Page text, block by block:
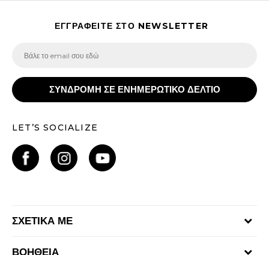
ΕΓΓΡΑΦΕΙΤΕ ΣΤΟ NEWSLETTER
ΣΥΝΔΡΟΜΗ ΣΕ ΕΝΗΜΕΡΩΤΙΚΟ ΔΕΛΤΙΟ
LET’S SOCIALIZE
ΣΧΕΤΙΚΑ ΜΕ
ΒΟΗΘΕΙΑ